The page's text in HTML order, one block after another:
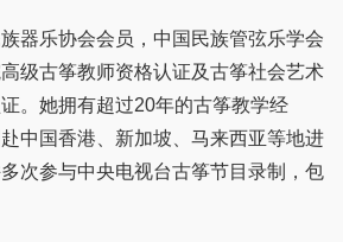
乐协会会员，中国民族管弦乐学会
级古筝教师资格认证及古筝社会艺术
。她拥有超过20年的古筝教学经
中国香港、新加坡、马来西亚等地进
次参与中央电视台古筝节目录制，包